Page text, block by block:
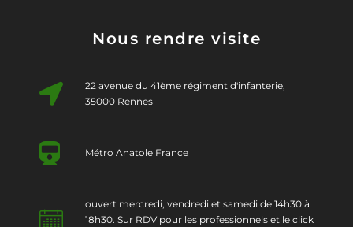
Nous rendre visite
22 avenue du 41ème régiment d'infanterie,
35000 Rennes
Métro Anatole France
ouvert mercredi, vendredi et samedi de 14h30 à
18h30. Sur RDV pour les professionnels et le click